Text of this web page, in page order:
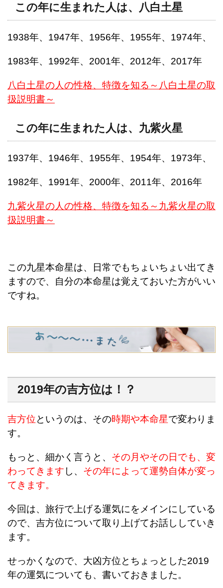
この年に生まれた人は、八白土星
1938年、1947年、1956年、1955年、1974年、
1983年、1992年、2001年、2012年、2017年
八白土星の人の性格、特徴を知る～八白土星の取
扱説明書～
この年に生まれた人は、九紫火星
1937年、1946年、1955年、1954年、1973年、
1982年、1991年、2000年、2011年、2016年
九紫火星の人の性格、特徴を知る～九紫火星の取
扱説明書～
この九星本命星は、日常でもちょいちょい出てき
ますので、自分の本命星は覚えておいた方がいい
ですね。
2019年の吉方位は！？
吉方位というのは、その時期や本命星で変わりま
す。
もっと、細かく言うと、 その月やその日でも、変
わってきます し、 その年によって運勢自体が変っ
てきます。
今回は、旅行で上げる運気にをメインにしている
ので、吉方位について取り上げてお話ししていき
ます。
せっかくなので、大凶方位とちょっとした2019
年の運気についても、書いておきました。